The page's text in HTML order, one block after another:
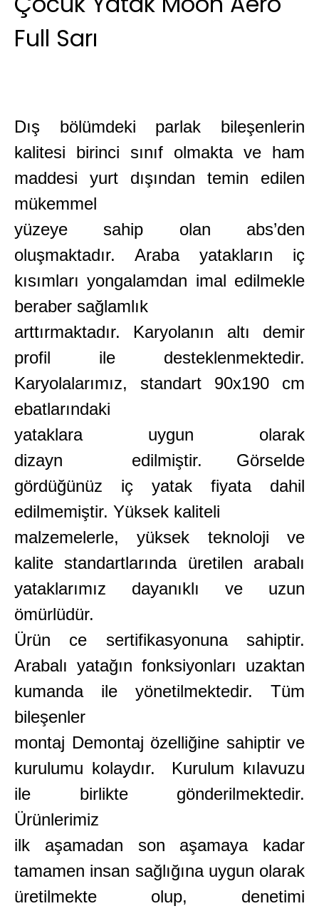
Full Sarı
Dış bölümdeki parlak bileşenlerin
kalitesi birinci sınıf olmakta ve ham
maddesi yurt dışından temin edilen
mükemmel
yüzeye sahip olan abs’den
oluşmaktadır. Araba yatakların iç
kısımları yongalamdan imal edilmekle
beraber sağlamlık
arttırmaktadır. Karyolanın altı demir
profil ile desteklenmektedir.
Karyolalarımız, standart 90x190 cm
ebatlarındaki
yataklara uygun olarak
dizayn edilmiştir. Görselde
gördüğünüz iç yatak fiyata dahil
edilmemiştir. Yüksek kaliteli
malzemelerle, yüksek teknoloji ve
kalite standartlarında üretilen arabalı
yataklarımız dayanıklı ve uzun
ömürlüdür.
Ürün ce sertifikasyonuna sahiptir.
Arabalı yatağın fonksiyonları uzaktan
kumanda ile yönetilmektedir. Tüm
bileşenler
montaj Demontaj özelliğine sahiptir ve
kurulumu kolaydır. Kurulum kılavuzu
ile birlikte gönderilmektedir.
Ürünlerimiz
ilk aşamadan son aşamaya kadar
tamamen insan sağlığına uygun olarak
üretilmekte olup, denetimi